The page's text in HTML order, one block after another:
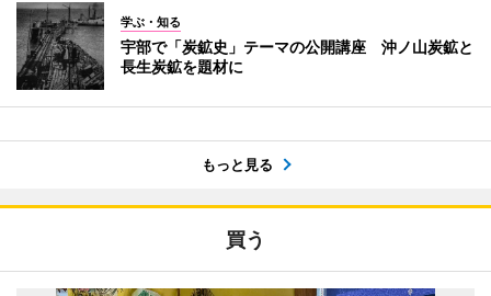
学ぶ・知る
宇部で「炭鉱史」テーマの公開講座 沖ノ山炭鉱と
長生炭鉱を題材に
もっと見る
買う